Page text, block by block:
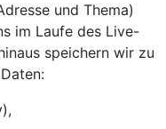
und Thema)
im Laufe des Live-
speichern wir zu